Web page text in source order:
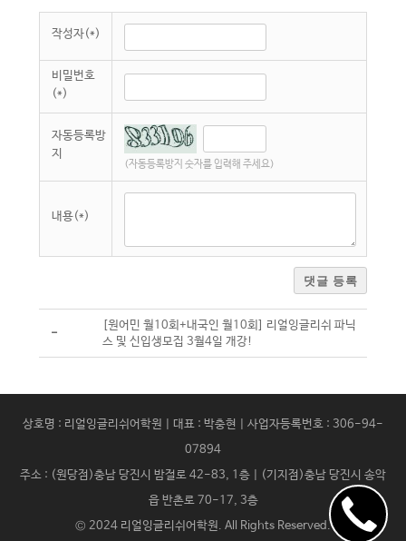
작성자(*)
비밀번호
(*)
자동등록방
지
(자동등록방지 숫자를 입력해 주세요)
내용(*)
댓글 등록
-
[원어민 월10회+내국인 월10회] 리얼잉글리쉬 파닉
스 및 신입생모집 3월4일 개강!
상호명 : 리얼잉글리쉬어학원 | 대표 : 박충현 | 사업자등록번호 : 306-94-
07894
주소 : (원당점)충남 당진시 밤절로 42-83, 1층 | (기지점)충남 당진시 송악
읍 반촌로 70-17, 3층
© 2024 리얼잉글리쉬어학원. All Rights Reserved.